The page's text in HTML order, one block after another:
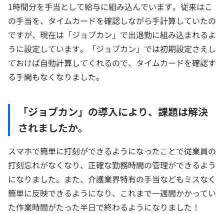
1時間分を手当として給与に組み込んでいます。従来はこ
の手当を、タイムカードを確認しながら手計算していたの
ですが、現在は「ジョブカン」で出退勤に組み込まれるよ
うに設定しています。「ジョブカン」では初期設定さえし
ておけば自動計算してくれるので、タイムカードを確認す
る手間もなくなりました。
「ジョブカン」の導入により、課題は解決
されましたか。
スマホで簡単に打刻ができるようになったことで従業員の
打刻忘れがなくなり、正確な勤務時間の管理ができるよう
になりました。また、介護業界特有の手当などもミスなく
簡単に反映できるようになり、これまで一週間かかってい
た作業時間がたった半日で終わるようになりました！